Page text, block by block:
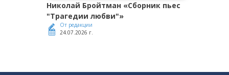
Николай Бройтман «Сборник пьес
"Трагедии любви"»
От редакции
24.07.2026 г.